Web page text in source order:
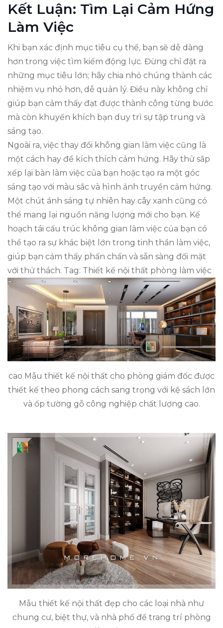
Kết Luận: Tìm Lại Cảm Hứng
Làm Việc
Khi bạn xác định mục tiêu cụ thể, bạn sẽ dễ dàng
hơn trong việc tìm kiếm động lực. Đừng chỉ đặt ra
những mục tiêu lớn; hãy chia nhỏ chúng thành các
nhiệm vụ nhỏ hơn, dễ quản lý. Điều này không chỉ
giúp bạn cảm thấy đạt được thành công từng bước
mà còn khuyến khích bạn duy trì sự tập trung và
sáng tạo.
Ngoài ra, việc thay đổi không gian làm việc cũng là
một cách hay để kích thích cảm hứng. Hãy thử sắp
xếp lại bàn làm việc của bạn hoặc tạo ra một góc
sáng tạo với màu sắc và hình ảnh truyền cảm hứng.
Một chút ánh sáng tự nhiên hay cây xanh cũng có
thể mang lại nguồn năng lượng mới cho bạn. Kế
hoạch tái cấu trúc không gian làm việc của bạn có
thể tạo ra sự khác biệt lớn trong tinh thần làm việc,
giúp bạn cảm thấy phấn chấn và sẵn sàng đối mặt
với thử thách. Tag: Thiết kế nội thất phòng làm việc
cao Mẫu thiết kế nội thất cho phòng giám đốc được
thiết kế theo phong cách sang trọng với kệ sách lớn
và ốp tường gỗ công nghiệp chất lượng cao.
Mẫu thiết kế nội thất đẹp cho các loại nhà như
chung cư, biệt thự, và nhà phố để trang trí phòng